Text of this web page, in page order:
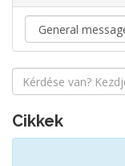
Cikkek